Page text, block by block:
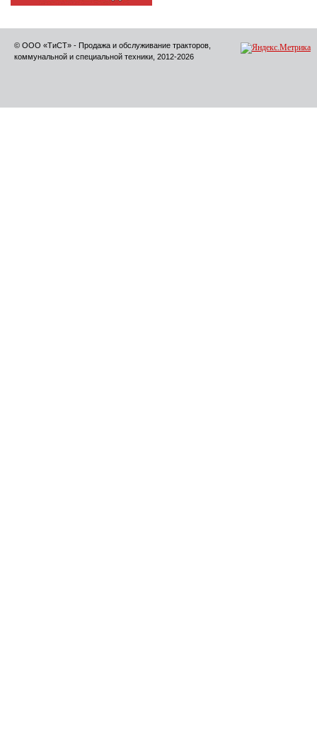
© ООО «ТиСТ» - Продажа и обслуживание тракторов,
коммунальной и специальной техники, 2012-2026